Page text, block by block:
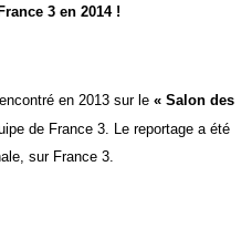
3 en 2014 !
en 2013 sur le « Salon des
de France 3. Le reportage a été
sur France 3.